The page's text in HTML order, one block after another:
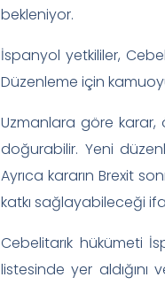
bekleniyor.
İspanyol yetkililer,
Düzenleme için
Uzmanlara göre karar,
doğurabilir. Yeni
Ayrıca kararın Brexit
katkı sağlayabileceği
Cebelitarık hükümeti
listesinde yer aldığını